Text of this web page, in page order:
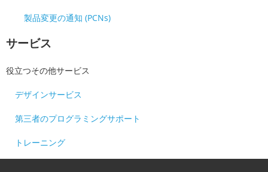
製品変更の通知 (PCNs)
サービス
役立つその他サービス
デザインサービス
第三者のプログラミングサポート
トレーニング